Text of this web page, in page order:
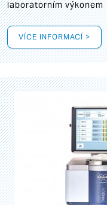
laboratorním výkonem
VÍCE INFORMACÍ >